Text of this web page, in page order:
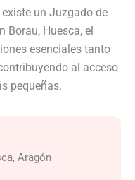
un Juzgado de
Borau, Huesca, el
esenciales tanto
al acceso
pequeñas.
Aragón